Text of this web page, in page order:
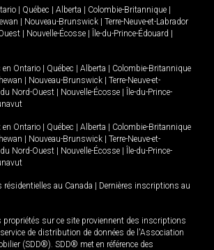
Québec Alberta Colombie-Britannique
Nouveau-Brunswick
Terre-Neuve-et-Labrador
Nouvelle-Écosse Île-du-Prince-Édouard
en Ontario Québec Alberta
Colombie-Britannique
Nouveau-Brunswick
Terre-Neuve-et-
Nord-Ouest Nouvelle-Écosse
Île-du-Prince-
en Ontario Québec Alberta
Colombie-Britannique
Nouveau-Brunswick
Terre-Neuve-et-
Nord-Ouest Nouvelle-Écosse
Île-du-Prince-
résidentielles au Canada
Dernières inscriptions au
propriétés sur ce site proviennent des inscriptions
de distribution de données de l'Association
(SDD®). SDD® met en référence des